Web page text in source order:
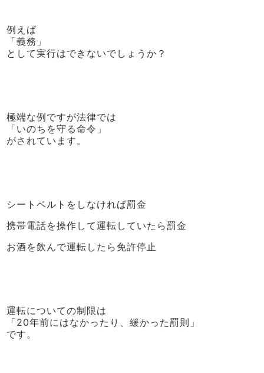
例えば
「義務」
として実行はできないでしょうか？
極端な例ですが法律では
「いのちを守る命令」
がされています。
シートベルトをしなければ罰金
携帯電話を操作して運転していたら罰金
お酒を飲んで運転したら免許停止
運転についての制限は
「20年前にはなかったり、緩かった罰則」
です。